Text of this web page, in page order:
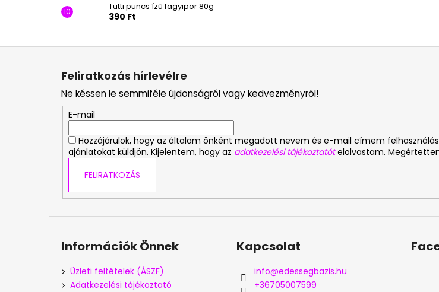
Tutti puncs ízű fagyipor 80g
390 Ft
L
Feliratkozás hírlevélre
Ne késsen le semmiféle újdonságról vagy kedvezményről!
E-mail
Hozzájárulok, hogy az általam önként megadott nevem és e-mail címem
ajánlatokat küldjön. Kijelentem, hogy az adatkezelési tájékoztatót elolvastam.
FELIRATKOZÁS
Információk Önnek
Üzleti feltételek (ÁSZF)
Adatkezelési tájékoztató
Kapcsolat
info@edessegbazis.hu
+36705007599